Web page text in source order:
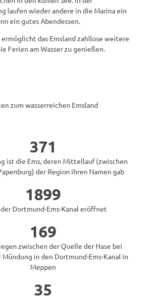
laufen wieder andere in die Marina ein
ein gutes Abendessen.
ermöglicht das Emsland zahllose weitere
Ferien am Wasser zu genießen.
zum wasserreichen Emsland
371
ist die Ems, deren Mittellauf (zwischen
der Region ihren Namen gab
1899
Dortmund-Ems-Kanal eröffnet
169
zwischen der Quelle der Hase bei
in den Dortmund-Ems-Kanal in
Meppen
35